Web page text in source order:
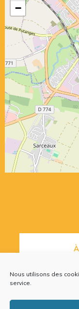
Nous utilisons des
service.
−